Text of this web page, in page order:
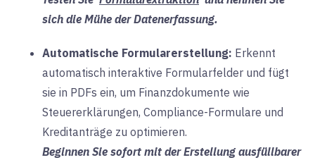
sich die Mühe der Datenerfassung.
Automatische Formularerstellung: Erkennt
automatisch interaktive Formularfelder und fügt
sie in PDFs ein, um Finanzdokumente wie
Steuererklärungen, Compliance-Formulare und
Kreditanträge zu optimieren.
Beginnen Sie sofort mit der Erstellung ausfüllbarer